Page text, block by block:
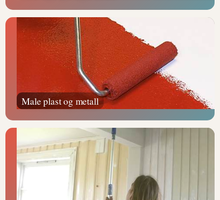
Male plast og metall